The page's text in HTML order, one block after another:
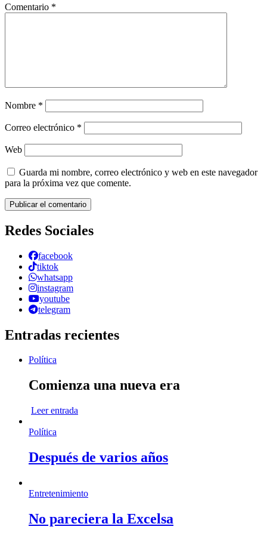
Comentario *
Nombre *
Correo electrónico *
Web
Guarda mi nombre, correo electrónico y web en este navegador
para la próxima vez que comente.
Redes Sociales
facebook
tiktok
whatsapp
instagram
youtube
telegram
Entradas recientes
Política
Comienza una nueva era
Leer entrada
Política
Después de varios años
Entretenimiento
No pareciera la Excelsa